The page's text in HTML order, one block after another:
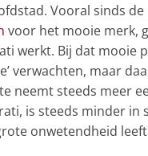
Vooral sinds
voor het mooie merk,
werkt. Bij dat mooie
verwachten, maar
neemt steeds meer
is steeds minder in
onwetendheid